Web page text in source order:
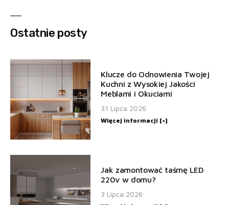
Ostatnie posty
Klucze do Odnowienia Twojej
Kuchni z Wysokiej Jakości
Meblami i Okuciami
31 Lipca 2026
Więcej informacji [+]
Jak zamontować taśmę LED
220v w domu?
3 Lipca 2026